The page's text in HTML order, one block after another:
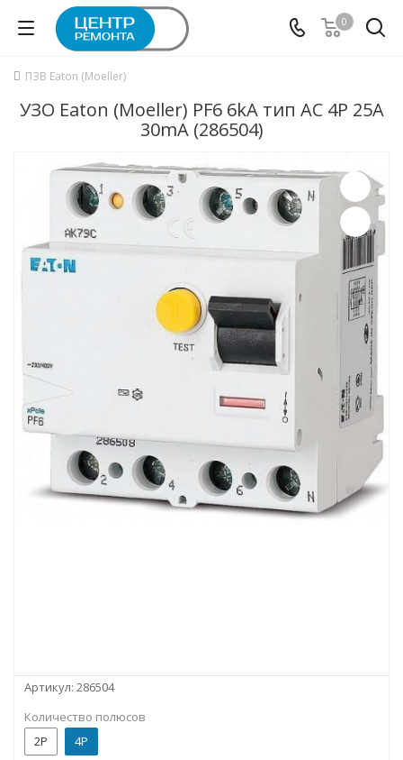
0
ПЗВ Eaton (Moeller)
УЗО Eaton (Moeller) PF6 6kA тип АС 4P 25А
30mA (286504)
Артикул: 286504
Количество полюсов
2P
4P